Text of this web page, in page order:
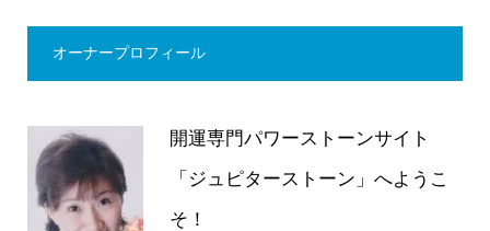
オーナープロフィール
開運専門パワーストーンサイト
「ジュピターストーン」へようこ
そ！